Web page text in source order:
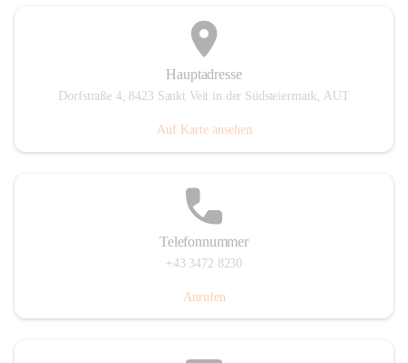
Hauptadresse
Dorfstraße 4, 8423 Sankt Veit in der Südsteiermark, AUT
Auf Karte ansehen
Telefonnummer
+43 3472 8230
Anrufen